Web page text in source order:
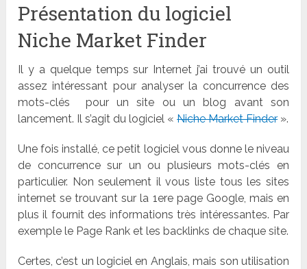
Présentation du logiciel
Niche Market Finder
Il y a quelque temps sur Internet j’ai trouvé un outil
assez intéressant pour analyser la concurrence des
mots-clés pour un site ou un blog avant son
lancement. Il s’agit du logiciel «Niche Market Finder».
Une fois installé, ce petit logiciel vous donne le niveau
de concurrence sur un ou plusieurs mots-clés en
particulier. Non seulement il vous liste tous les sites
internet se trouvant sur la 1ere page Google, mais en
plus il fournit des informations très intéressantes. Par
exemple le Page Rank et les backlinks de chaque site.
Certes, c’est un logiciel en Anglais, mais son utilisation